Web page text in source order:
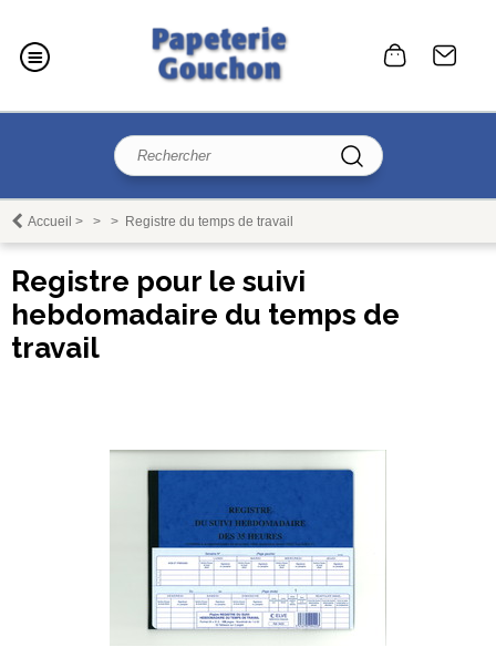
Accueil > > > Registre du temps de travail
Registre pour le suivi
hebdomadaire du temps de
travail